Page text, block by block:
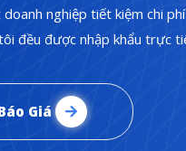
nghiệp tiết kiệm chi
đều được nhập khẩu trực
Giá